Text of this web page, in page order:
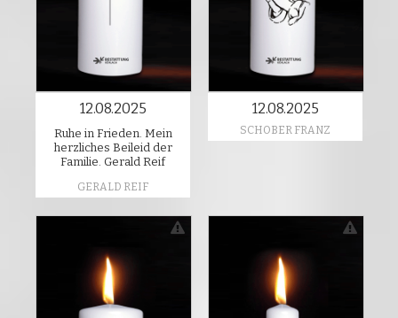
12.08.2025
Ruhe in Frieden. Mein
herzliches Beileid der
Familie. Gerald Reif
GERALD REIF
12.08.2025
SCHOBER FRANZ